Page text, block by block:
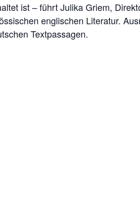
ist – führt Julika Griem,
englischen Literatur.
Textpassagen.